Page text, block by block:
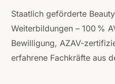
Staatlich geförderte
Weiterbildungen – 100 %
Bewilligung, AZAV-
erfahrene Fachkräfte aus